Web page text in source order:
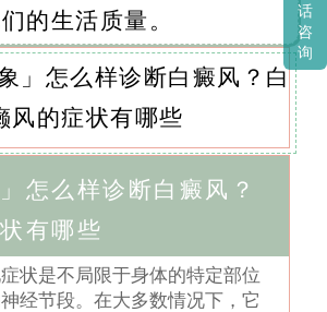
的生活质量。
怎么样诊断白癜风？
有哪些
状是不局限于身体的特定部位
经节段。在大多数情况下，它
话
咨
询